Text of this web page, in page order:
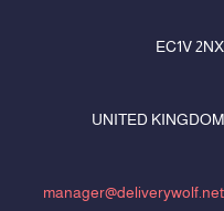
EC1V 2NX
UNITED KINGDOM
manager@deliverywolf.net